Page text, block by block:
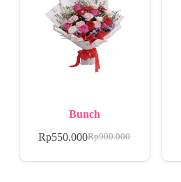
Bunch
Rp900.000
Rp550.000